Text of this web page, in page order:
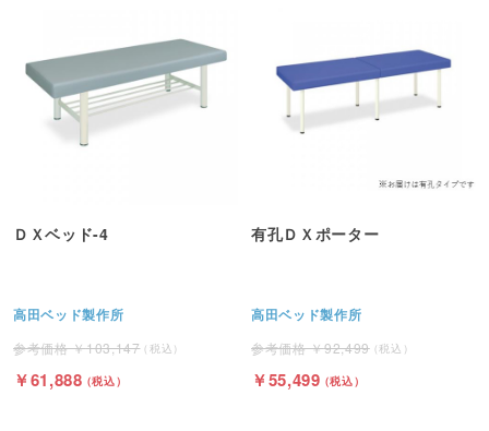
ＤＸベッド-4
高田ベッド製作所
103,147
61,888
有孔ＤＸポーター
高田ベッド製作所
92,499
55,499